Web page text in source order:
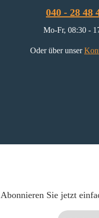
040 - 28 48
Mo-Fr, 08:30 -
Oder über unser
Abonnieren Sie jetzt
E-